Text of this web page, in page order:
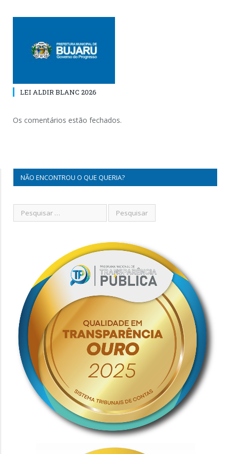
LEI ALDIR BLANC 2026
Os comentários estão fechados.
NÃO ENCONTROU O QUE QUERIA?